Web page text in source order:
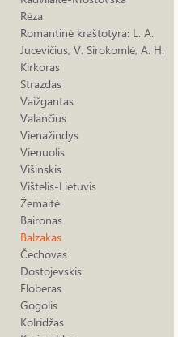
Rėza
Romantinė kraštotyra: L. A.
Jucevičius, V. Sirokomlė, A. H.
Kirkoras
Strazdas
Vaižgantas
Valančius
Vienažindys
Vienuolis
Višinskis
Vištelis-Lietuvis
Žemaitė
Baironas
Balzakas
Čechovas
Dostojevskis
Floberas
Gogolis
Kolridžas